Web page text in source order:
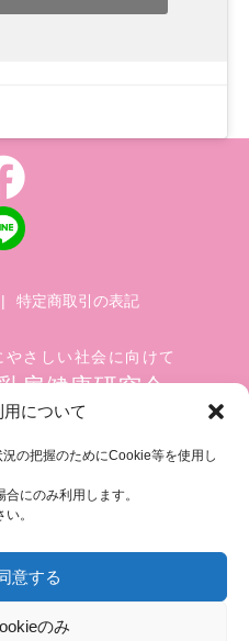
について
の把握のためにCookie等を使用し
にのみ利用します。
。
意する
のみ
| 特定商取引の表記
さしい社会に向けて
房健康研究会
ビル 1002
info@breastcare.jp
HEALTH, ALL RIGHT RESERVED